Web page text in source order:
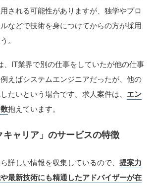
される可能性がありますが、独学やプロ
などで技術を身につけてからの方が採用
。
、IT業界で別の仕事をしていたが他の仕事
えばシステムエンジニアだったが、他の
たいという場合です。求人案件は、 エン
抱えています。
キャリア」のサービスの特徴
詳しい情報を収集しているので、 提案力
最新技術にも精通したアドバイザーが在